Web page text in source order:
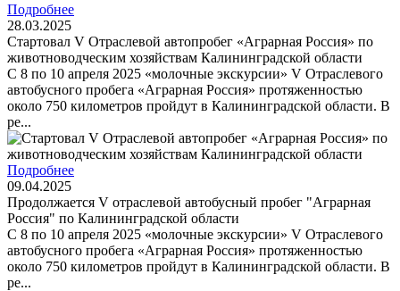
Подробнее
28.03.2025
Стартовал V Отраслевой автопробег «Аграрная Россия» по
животноводческим хозяйствам Калининградской области
С 8 по 10 апреля 2025 «молочные экскурсии» V Отраслевого
автобусного пробега «Аграрная Россия» протяженностью
около 750 километров пройдут в Калининградской области. В
ре...
Подробнее
09.04.2025
Продолжается V отраслевой автобусный пробег "Аграрная
Россия" по Калининградской области
С 8 по 10 апреля 2025 «молочные экскурсии» V Отраслевого
автобусного пробега «Аграрная Россия» протяженностью
около 750 километров пройдут в Калининградской области. В
ре...